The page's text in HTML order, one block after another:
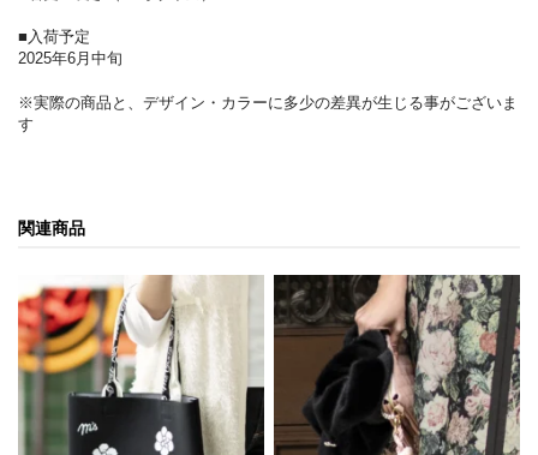
■入荷予定
2025年6月中旬
※実際の商品と、デザイン・カラーに多少の差異が生じる事がございま
す
関連商品